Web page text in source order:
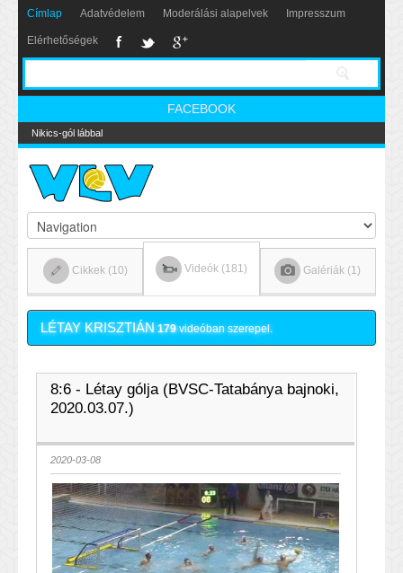
Címlap Adatvédelem Moderálási alapelvek Impresszum
Elérhetőségek
FACEBOOK
Nikics-gól lábbal
Cikkek (10) Videók (181) Galériák (1)
LÉTAY KRISZTIÁN 179videóban szerepel.
8:6 - Létay gólja (BVSC-Tatabánya bajnoki,
2020.03.07.)
2020-03-08